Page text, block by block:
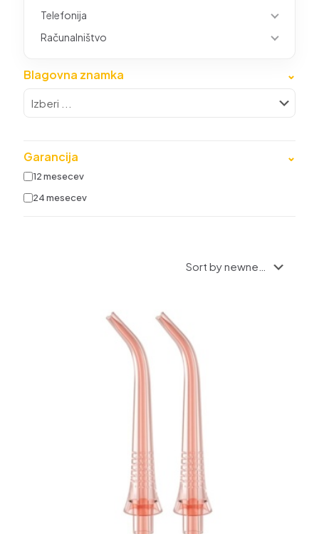
Telefonija
Računalništvo
Blagovna znamka ⌄
Garancija ⌄
12 mesecev
24 mesecev